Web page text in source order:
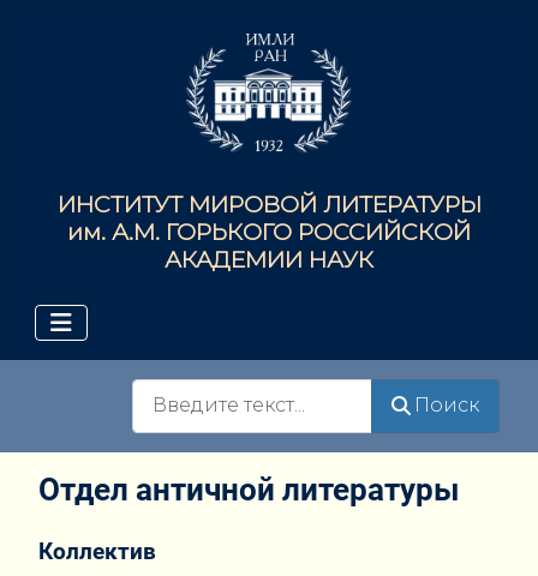
ИНСТИТУТ МИРОВОЙ ЛИТЕРАТУРЫ
им. А.М. ГОРЬКОГО РОССИЙСКОЙ
АКАДЕМИИ НАУК
Поиск
Отдел античной литературы
Коллектив